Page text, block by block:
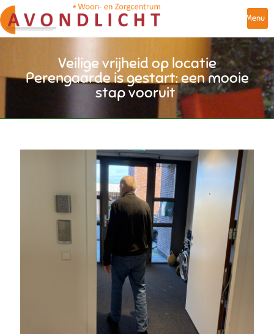
Menu
Veilige vrijheid op locatie
Perengaarde is gestart: een mooie
stap vooruit